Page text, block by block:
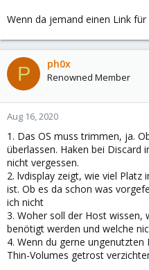
Wenn da jemand einen Link
P ph0x
Renowned Member
Aug 16, 2020
1. Das OS muss trimmen, ja.
überlassen. Haken bei Discard
nicht vergessen.
2. lvdisplay zeigt, wie viel Platz
ist. Ob es da schon was
ich nicht
3. Woher soll der Host wissen,
benötigt werden und welche
4. Wenn du gerne
Thin-Volumes getrost